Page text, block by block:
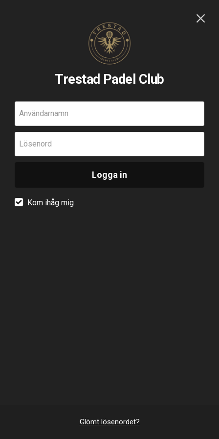
Trestad Padel Club
Användarnamn
Lösenord
Logga in
Kom ihåg mig
Glömt lösenordet?